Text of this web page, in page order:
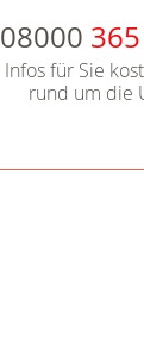
08000 365
Infos für Sie
rund um die